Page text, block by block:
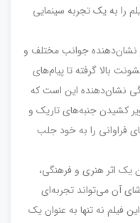
را به یک تجربه سینمایی
نشان‌دهنده جوانب مختلف و
بالا گرفته تا پیام‌های
نشان‌دهنده این است که
کشیدن جنبه‌های تاریک و
فراوانی را به خود جلب
یک اثر هنری و فرهنگی،
آن می‌تواند تجربه‌ای
فیلم نه تنها به عنوان یک